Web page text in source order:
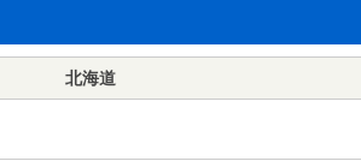
北海道